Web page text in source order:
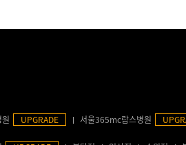
UPGRADE 서울365mc람스병원